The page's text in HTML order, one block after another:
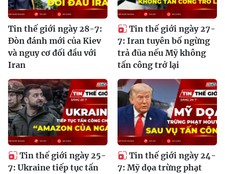
Tin thế giới ngày 28-7:
Đòn đánh mới của Kiev
và nguy cơ đối đầu với
Iran
Tin thế giới ngày 27-
7: Iran tuyên bố ngừng
trả đũa nếu Mỹ không
tấn công trở lại
Tin thế giới ngày 25-
7: Ukraine tiếp tục tấn
Tin thế giới ngày 24-
7: Mỹ dọa trừng phạt